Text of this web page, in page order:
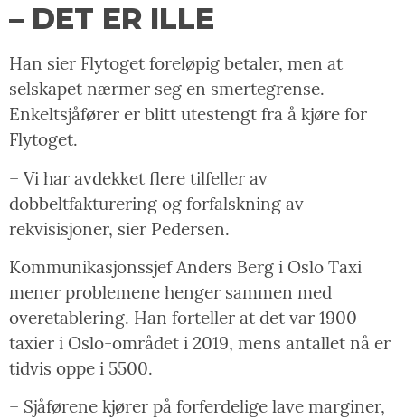
– DET ER ILLE
Han sier Flytoget foreløpig betaler, men at
selskapet nærmer seg en smertegrense.
Enkeltsjåfører er blitt utestengt fra å kjøre for
Flytoget.
– Vi har avdekket flere tilfeller av
dobbeltfakturering og forfalskning av
rekvisisjoner, sier Pedersen.
Kommunikasjonssjef Anders Berg i Oslo Taxi
mener problemene henger sammen med
overetablering. Han forteller at det var 1900
taxier i Oslo-området i 2019, mens antallet nå er
tidvis oppe i 5500.
– Sjåførene kjører på forferdelige lave marginer,